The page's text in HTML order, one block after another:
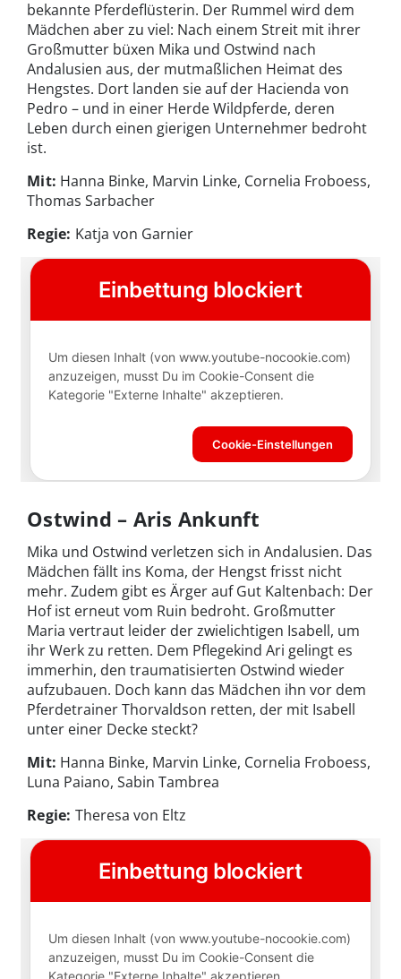
bekannte Pferdeflüsterin. Der Rummel wird dem
Mädchen aber zu viel: Nach einem Streit mit ihrer
Großmutter büxen Mika und Ostwind nach
Andalusien aus, der mutmaßlichen Heimat des
Hengstes. Dort landen sie auf der Hacienda von
Pedro – und in einer Herde Wildpferde, deren
Leben durch einen gierigen Unternehmer bedroht
ist.
Mit: Hanna Binke, Marvin Linke, Cornelia Froboess,
Thomas Sarbacher
Regie: Katja von Garnier
Ostwind – Aris Ankunft
Mika und Ostwind verletzen sich in Andalusien. Das
Mädchen fällt ins Koma, der Hengst frisst nicht
mehr. Zudem gibt es Ärger auf Gut Kaltenbach: Der
Hof ist erneut vom Ruin bedroht. Großmutter
Maria vertraut leider der zwielichtigen Isabell, um
ihr Werk zu retten. Dem Pflegekind Ari gelingt es
immerhin, den traumatisierten Ostwind wieder
aufzubauen. Doch kann das Mädchen ihn vor dem
Pferdetrainer Thorvaldson retten, der mit Isabell
unter einer Decke steckt?
Mit: Hanna Binke, Marvin Linke, Cornelia Froboess,
Luna Paiano, Sabin Tambrea
Regie: Theresa von Eltz